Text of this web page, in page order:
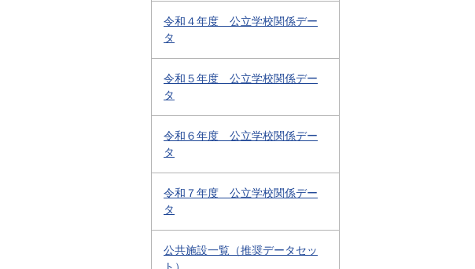
令和４年度 公立学校関係デー
タ
令和５年度 公立学校関係デー
タ
令和６年度 公立学校関係デー
タ
令和７年度 公立学校関係デー
タ
公共施設一覧（推奨データセッ